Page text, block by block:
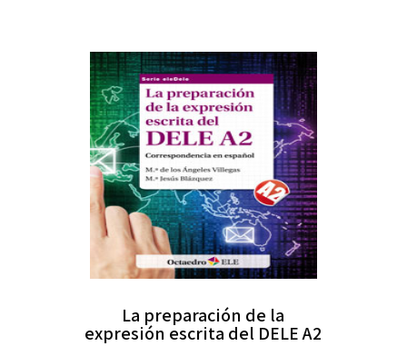
La preparación de la
expresión escrita del DELE A2